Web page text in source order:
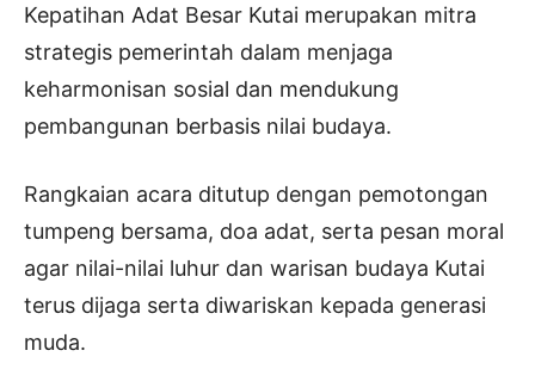
Kepatihan Adat Besar Kutai merupakan mitra
strategis pemerintah dalam menjaga
keharmonisan sosial dan mendukung
pembangunan berbasis nilai budaya.
Rangkaian acara ditutup dengan pemotongan
tumpeng bersama, doa adat, serta pesan moral
agar nilai-nilai luhur dan warisan budaya Kutai
terus dijaga serta diwariskan kepada generasi
muda.